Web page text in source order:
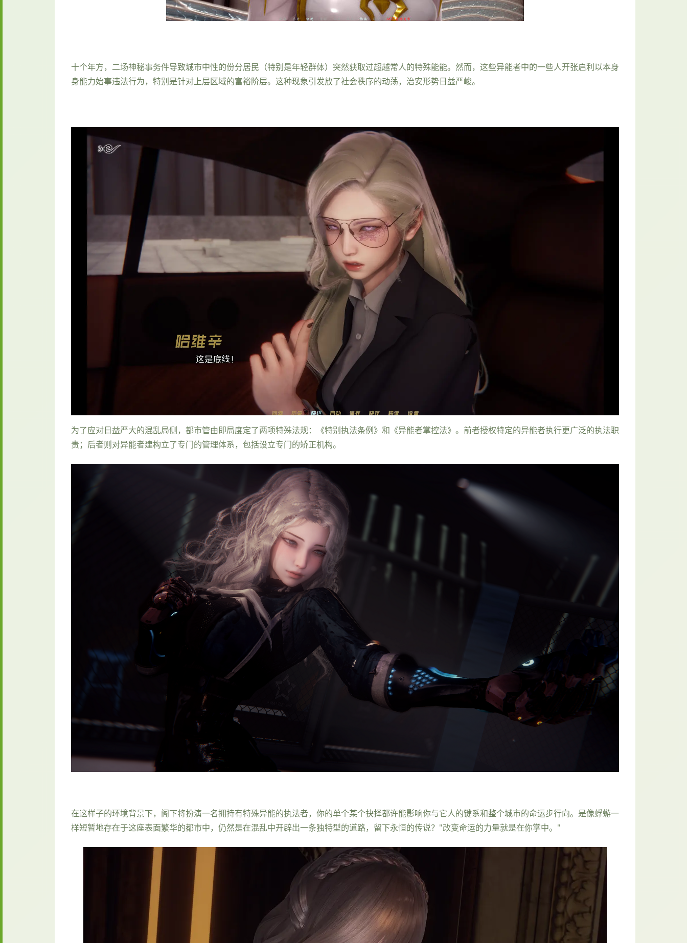
十个年方，二场神秘事务件导致城市中性的份分居民（特别是年轻群体）突然获取过超越常人的特殊能能。然而，这些异能者中的一些人开张启利以本身
身能力始事违法行为，特别是针对上层区域的富裕阶层。这种现象引发放了社会秩序的动荡，治安形势日益严峻。
为了应对日益严大的混乱局侧，都市管由即局度定了两项特殊法规：《特别执法条例》和《异能者掌控法》。前者授权特定的异能者执行更广泛的执法职
责；后者则对异能者建构立了专门的管理体系，包括设立专门的矫正机构。
在这样子的环境背景下，阁下将扮演一名拥持有特殊异能的执法者，你的单个某个抉择都许能影响你与它人的键系和整个城市的命运步行向。是像蜉蝣一
样短暂地存在于这座表面繁华的都市中，仍然是在混乱中开辟出一条独特型的道路，留下永恒的传说？"改变命运的力量就是在你掌中。"